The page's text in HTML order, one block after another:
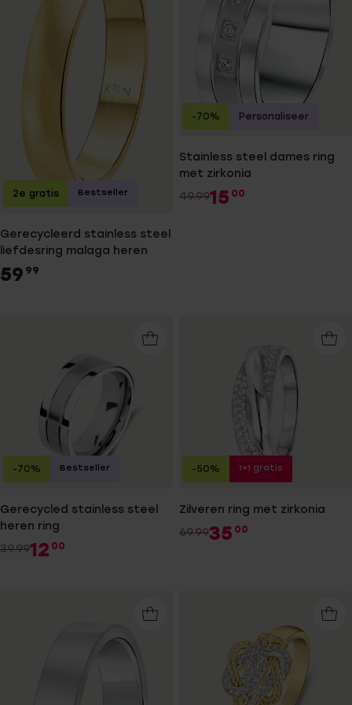
Gerecycleerd stainless steel
liefdesring malaga heren
59 99
2e gratis Bestseller
Stainless steel dames ring
met zirkonia
49.9915 00
-70% Personaliseer
Gerecycled stainless steel
heren ring
39.9912 00
-70% Bestseller
Zilveren ring met zirkonia
69.9935 00
-50% 1+1 gratis